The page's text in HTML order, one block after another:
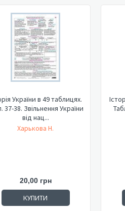
України в 49 таблицях.
37-38. Звільнення України
від нац...
Харькова Н.
20,00 грн
КУПИТИ